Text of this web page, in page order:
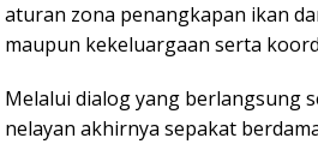
aturan zona penangkapan ikan
maupun kekeluargaan serta
Melalui dialog yang berlangsung
nelayan akhirnya sepakat